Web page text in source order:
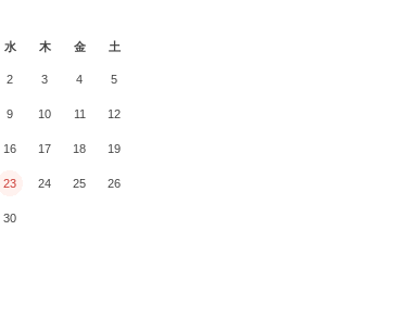
水 木 金 土
2 3 4 5
9 10 11 12
16 17 18 19
23 24 25 26
30